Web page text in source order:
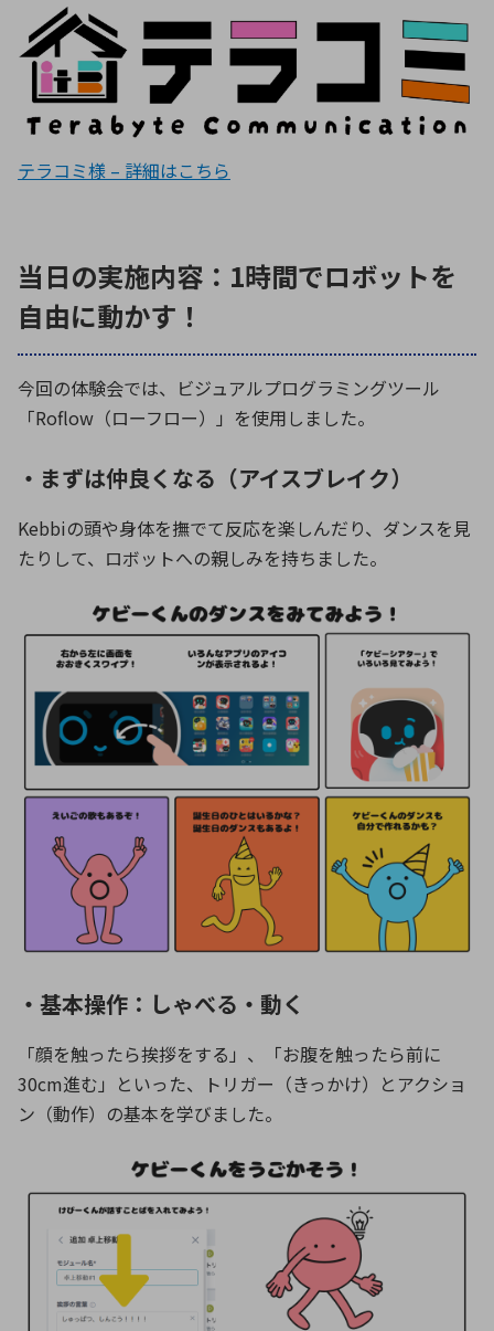
テラコミ様 – 詳細はこちら
当日の実施内容：1時間でロボットを
自由に動かす！
今回の体験会では、ビジュアルプログラミングツール
「Roflow（ローフロー）」を使用しました。
・まずは仲良くなる（アイスブレイク）
Kebbiの頭や身体を撫でて反応を楽しんだり、ダンスを見
たりして、ロボットへの親しみを持ちました。
・基本操作：しゃべる・動く
「顔を触ったら挨拶をする」、「お腹を触ったら前に
30cm進む」といった、トリガー（きっかけ）とアクショ
ン（動作）の基本を学びました。